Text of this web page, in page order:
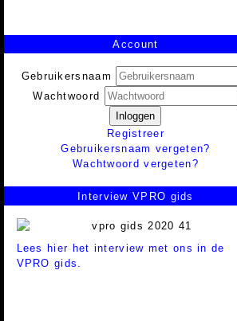
Account
Gebruikersnaam
Wachtwoord
Inloggen
Registreer
Gebruikersnaam vergeten?
Wachtwoord vergeten?
Interview VPRO gids
Lees hier het interview met ons in de
VPRO gids.